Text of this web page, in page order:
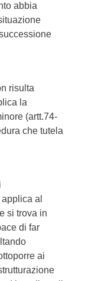
abbia
risulta
la
(artt.74-
che tutela
al
si trova in
di far
ai